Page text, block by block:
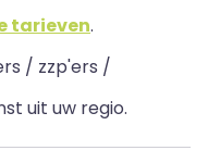
tarieven.
/ zzp'ers /
uit uw regio.